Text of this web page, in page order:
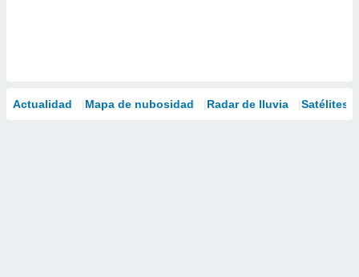
Actualidad Mapa de nubosidad Radar de lluvia Satélites